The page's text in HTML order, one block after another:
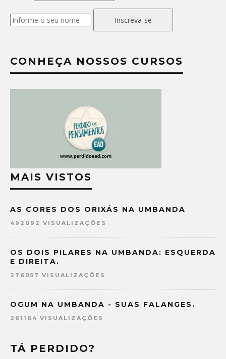
Inscreva-se
CONHEÇA NOSSOS CURSOS
MAIS VISTOS
AS CORES DOS ORIXÁS NA UMBANDA
492092 VISUALIZAÇÕES
OS DOIS PILARES NA UMBANDA: ESQUERDA
E DIREITA.
276057 VISUALIZAÇÕES
OGUM NA UMBANDA - SUAS FALANGES.
261164 VISUALIZAÇÕES
TÁ PERDIDO?